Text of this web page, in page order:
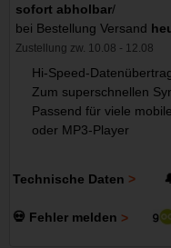
sofort abholbar/
bei Bestellung Versand
Zustellung zw. 10.08 - 12.08
Hi-Speed-
Zum superschnellen
Passend für viele
oder MP3-Player
Technische Daten
💀 Fehler melden